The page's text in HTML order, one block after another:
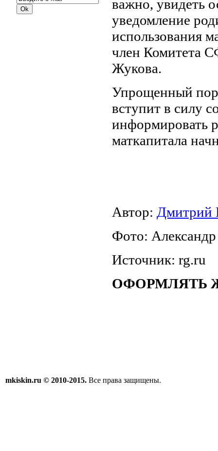
важно, увидеть
уведомление
использования
член Комитета
Жукова.
Упрощенный
вступит в силу
информировать
маткапитала
Автор: Дмитрий
Фото:
Источник: rg.ru
ОФОРМЛЯТЬ
mkiskin.ru © 2010-2015. Все права защищены.